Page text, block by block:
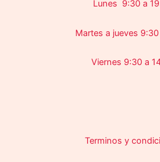
Lunes 9:30 a
Martes a jueves
Viernes 9:30 a
Terminos y